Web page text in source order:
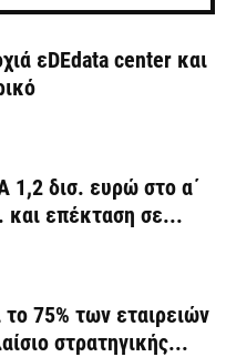
εDEdata center και
1,2 δισ. ευρώ στο α΄
και επέκταση σε...
75% των εταιρειών
στρατηγικής...